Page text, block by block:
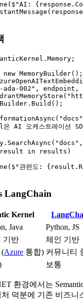
MemoryBuilder();
002", endpoint,
AI 오케스트레이션
in results)
관련도:
LangChain
Kernel
Java
Python, JS
기반
체인 기반
(Azure 통합) 커뮤니티
보통
환경에서는
덕분에 기존 비즈니